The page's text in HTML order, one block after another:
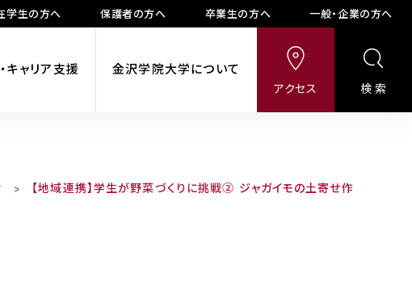
アクセス 検索
キャリア支援 金沢学院大学について
学生の方へ 保護者の方へ 卒業生の方へ 一般・企業の方へ
>
【地域連携】学生が野菜づくりに挑戦② ジャガイモの土寄せ作